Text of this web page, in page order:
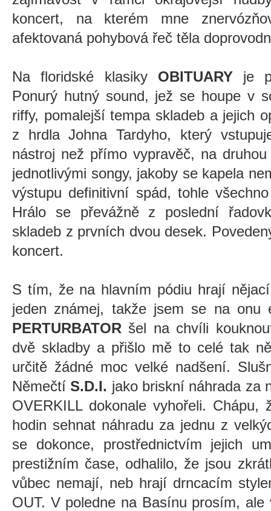
koncert, na kterém mne
afektovaná pohybová řeč těla
Na floridské klasiky OBITUARYje
Ponurý hutný sound, jež se houpe v
riffy, pomalejší tempa skladeb a jejich
z hrdla Johna Tardyho, který
nástroj než přímo vypravěč, na
jednotlivými songy, jakoby se kapela
výstupu definitivní spád, tohle
Hrálo se převážně z poslední
skladeb z prvních dvou desek.
koncert.
S tím, že na hlavním pódiu hrají
jeden známej, takže jsem se na onu
PERTURBATOR šel na chvíli
dvě skladby a přišlo mě to celé tak
určitě žádné moc velké nadšení.
NěmečtíS.D.I. jako briskní náhrada za
OVERKILL dokonale vyhořeli.
hodin sehnat náhradu za jednu z
se dokonce, prostřednictvím jejich
prestižním čase, odhalilo, že jsou
vůbec nemají, neb hrají drncacím
OUT. V poledne na Basínu prosím,